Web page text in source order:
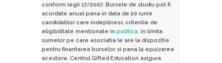
conform legii 17/2007. Bursele de studiu pot fi
acordate anual pana in data de 20 iunie
candidatilor care indeplinesc criteriile de
eligibilitate mentionate in politica, in limita
sumelor pe care asociatia le are la dispozitie
pentru finantarea burselor si pana la epuizarea
acestora. Centrul Gifted Education asigura